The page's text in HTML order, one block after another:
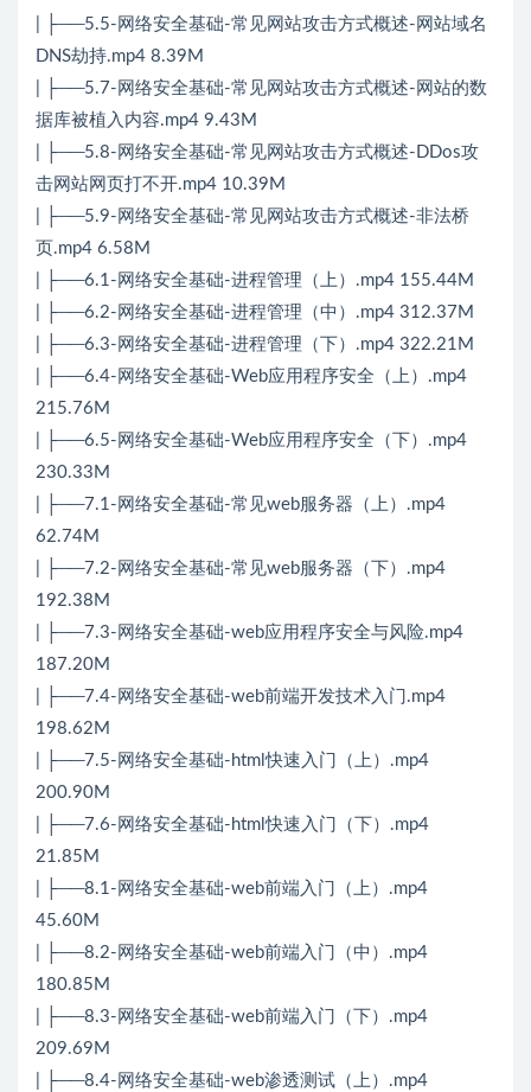
| ├──5.5-网络安全基础-常见网站攻击方式概述-网站域名
DNS劫持.mp4 8.39M
| ├──5.7-网络安全基础-常见网站攻击方式概述-网站的数
据库被植入内容.mp4 9.43M
| ├──5.8-网络安全基础-常见网站攻击方式概述-DDos攻
击网站网页打不开.mp4 10.39M
| ├──5.9-网络安全基础-常见网站攻击方式概述-非法桥
页.mp4 6.58M
| ├──6.1-网络安全基础-进程管理（上）.mp4 155.44M
| ├──6.2-网络安全基础-进程管理（中）.mp4 312.37M
| ├──6.3-网络安全基础-进程管理（下）.mp4 322.21M
| ├──6.4-网络安全基础-Web应用程序安全（上）.mp4
215.76M
| ├──6.5-网络安全基础-Web应用程序安全（下）.mp4
230.33M
| ├──7.1-网络安全基础-常见web服务器（上）.mp4
62.74M
| ├──7.2-网络安全基础-常见web服务器（下）.mp4
192.38M
| ├──7.3-网络安全基础-web应用程序安全与风险.mp4
187.20M
| ├──7.4-网络安全基础-web前端开发技术入门.mp4
198.62M
| ├──7.5-网络安全基础-html快速入门（上）.mp4
200.90M
| ├──7.6-网络安全基础-html快速入门（下）.mp4
21.85M
| ├──8.1-网络安全基础-web前端入门（上）.mp4
45.60M
| ├──8.2-网络安全基础-web前端入门（中）.mp4
180.85M
| ├──8.3-网络安全基础-web前端入门（下）.mp4
209.69M
| ├──8.4-网络安全基础-web渗透测试（上）.mp4